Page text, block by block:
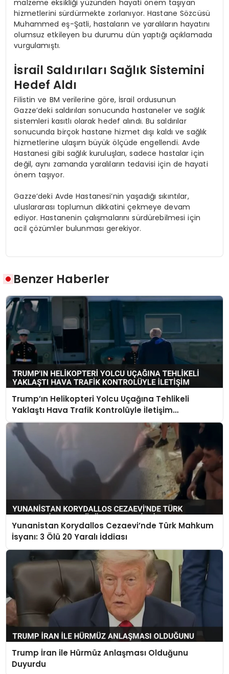
malzeme eksikliği yüzünden hayati önem taşıyan
hizmetlerini sürdürmekte zorlanıyor. Hastane Sözcüsü
Muhammed eş-Şatli, hastaların ve yaralıların hayatını
olumsuz etkileyen bu durumu dün yaptığı açıklamada
vurgulamıştı.
İsrail Saldırıları Sağlık Sistemini
Hedef Aldı
Filistin ve BM verilerine göre, İsrail ordusunun
Gazze’deki saldırıları sonucunda hastaneler ve sağlık
sistemleri kasıtlı olarak hedef alındı. Bu saldırılar
sonucunda birçok hastane hizmet dışı kaldı ve sağlık
hizmetlerine ulaşım büyük ölçüde engellendi. Avde
Hastanesi gibi sağlık kuruluşları, sadece hastalar için
değil, aynı zamanda yaralıların tedavisi için de hayati
önem taşıyor.
Gazze’deki Avde Hastanesi’nin yaşadığı sıkıntılar,
uluslararası toplumun dikkatini çekmeye devam
ediyor. Hastanenin çalışmalarını sürdürebilmesi için
acil çözümler bulunması gerekiyor.
Benzer Haberler
Trump’ın Helikopteri Yolcu Uçağına Tehlikeli
Yaklaştı Hava Trafik Kontrolüyle İletişim
Kurulamadı
Yunanistan Korydallos Cezaevi’nde Türk Mahkum
İsyanı: 3 Ölü 20 Yaralı İddiası
Trump İran ile Hürmüz Anlaşması Olduğunu
Duyurdu